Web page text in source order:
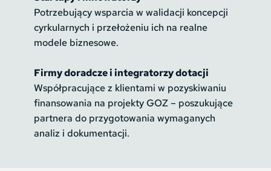
Potrzebujący wsparcia w walidacji koncepcji
cyrkularnych i przełożeniu ich na realne
modele biznesowe.
Firmy doradcze i integratorzy dotacji
Współpracujące z klientami w pozyskiwaniu
finansowania na projekty GOZ – poszukujące
partnera do przygotowania wymaganych
analiz i dokumentacji.